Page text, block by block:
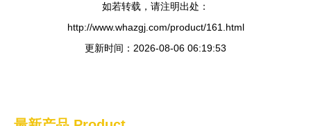
如若转载，请注明出处：
http://www.whazgj.com/product/161.html
更新时间：2026-08-06 06:19:53